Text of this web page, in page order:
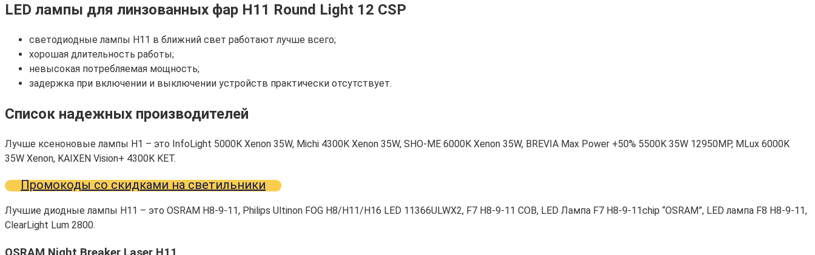
LED лампы для линзованных фар H11 Round Light 12 CSP
светодиодные лампы H11 в ближний свет работают лучше всего;
хорошая длительность работы;
невысокая потребляемая мощность;
задержка при включении и выключении устройств практически отсутствует.
Список надежных производителей
Лучше ксеноновые лампы H1 – это InfoLight 5000K Xenon 35W, Michi 4300K Xenon 35W, SHO-ME 6000K Xenon 35W, BREVIA Max Power +50% 5500K 35W 12950MP, MLux 6000K
35W Xenon, KAIXEN Vision+ 4300K KET.
Промокоды со скидками на светильники
Лучшие диодные лампы H11 – это OSRAM H8-9-11, Philips Ultinon FOG H8/H11/H16 LED 11366ULWX2, F7 H8-9-11 COB, LED Лампа F7 H8-9-11chip “OSRAM”, LED лампа F8 H8-9-11,
ClearLight Lum 2800.